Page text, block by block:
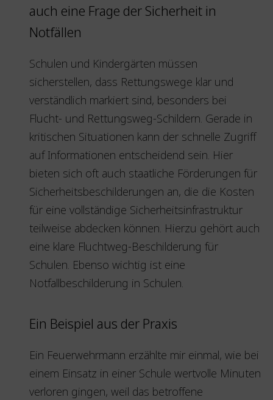
auch eine Frage der Sicherheit in
Notfällen
Schulen und Kindergärten müssen
sicherstellen, dass Rettungswege klar und
verständlich markiert sind, besonders bei
Flucht- und Rettungsweg-Schildern. Gerade in
kritischen Situationen kann der schnelle Zugriff
auf Informationen entscheidend sein. Hier
bieten sich oft auch staatliche Förderungen für
Sicherheitsbeschilderungen an, die die Kosten
für eine vollständige Sicherheitsinfrastruktur
teilweise abdecken können. Hierzu gehört auch
eine klare Fluchtweg-Beschilderung für
Schulen. Ebenso wichtig ist eine
Notfallbeschilderung in Schulen.
Ein Beispiel aus der Praxis
Ein Feuerwehrmann erzählte mir einmal, wie bei
einem Einsatz in einer Schule wertvolle Minuten
verloren gingen, weil das betroffene